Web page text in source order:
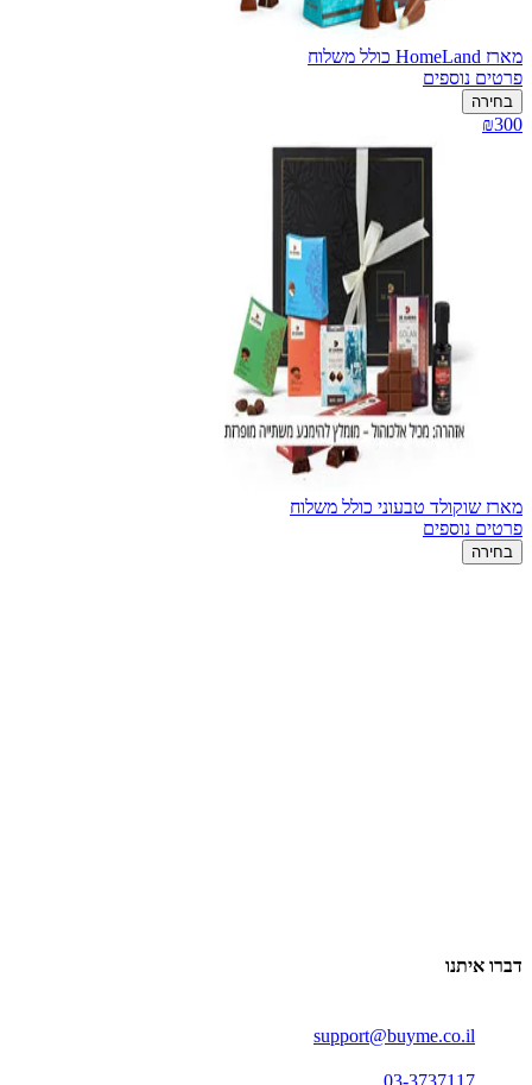
מארז HomeLand כולל משלוח
פרטים נוספים
בחירה
₪300
מארז שוקולד טבעוני כולל משלוח
פרטים נוספים
בחירה
דברו איתנו
support@buyme.co.il